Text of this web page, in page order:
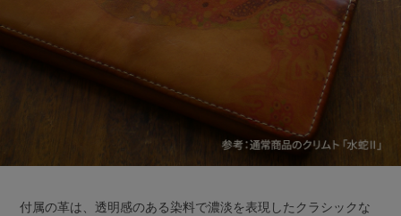
付属の革は、透明感のある染料で濃淡を表現したクラシックな